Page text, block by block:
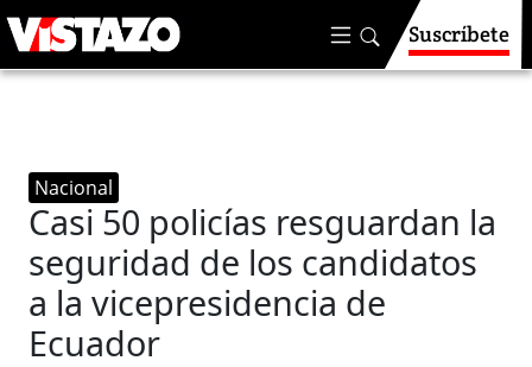
Suscríbete
Nacional
Casi 50 policías resguardan la
seguridad de los candidatos
a la vicepresidencia de
Ecuador